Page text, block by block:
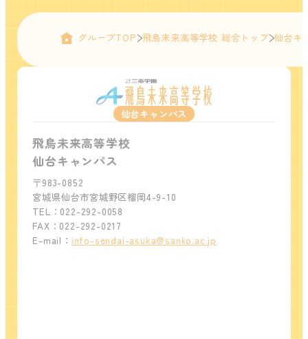
グループTOP 飛鳥未来高等学校 総合トップ 仙台キ
仙台キャンパス
飛鳥未来高等学校
仙台キャンパス
〒983-0852
宮城県仙台市宮城野区榴岡4-9-10
TEL：022-292-0058
FAX：022-292-0217
E-mail： info-sendai-asuka@sanko.ac.jp